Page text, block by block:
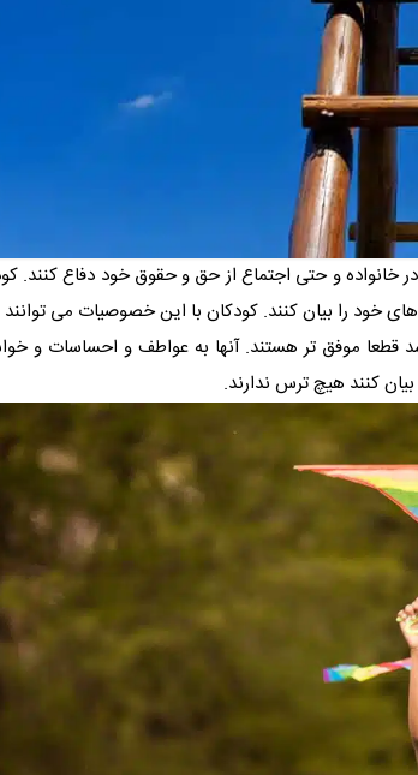
خانواده و حتی اجتماع از حق و حقوق خود دفاع کنند.
خود را بیان کنند. کودکان با این خصوصیات می توانند
قطعا موفق تر هستند. آنها به عواطف و احساسات و
کنند هیچ ترس ندارند.